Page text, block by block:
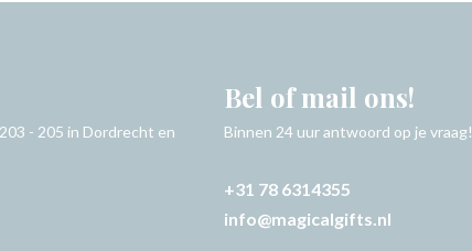
- 205 in Dordrecht en
Bel of mail ons!
Binnen 24 uur antwoord op je vraag!
+31 78 6314355
info@magicalgifts.nl